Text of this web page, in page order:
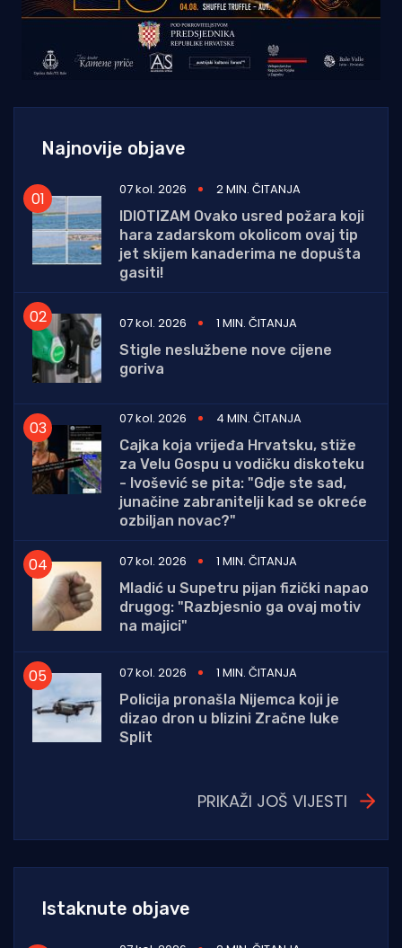
Najnovije objave
07 kol. 2026
2 MIN. ČITANJA
IDIOTIZAM Ovako usred požara koji
hara zadarskom okolicom ovaj tip
jet skijem kanaderima ne dopušta
gasiti!
07 kol. 2026
1 MIN. ČITANJA
Stigle neslužbene nove cijene
goriva
07 kol. 2026
4 MIN. ČITANJA
Cajka koja vrijeđa Hrvatsku, stiže
za Velu Gospu u vodičku diskoteku
- Ivošević se pita: "Gdje ste sad,
junačine zabranitelji kad se okreće
ozbiljan novac?"
07 kol. 2026
1 MIN. ČITANJA
Mladić u Supetru pijan fizički napao
drugog: "Razbjesnio ga ovaj motiv
na majici"
07 kol. 2026
1 MIN. ČITANJA
Policija pronašla Nijemca koji je
dizao dron u blizini Zračne luke
Split
PRIKAŽI JOŠ VIJESTI
Istaknute objave